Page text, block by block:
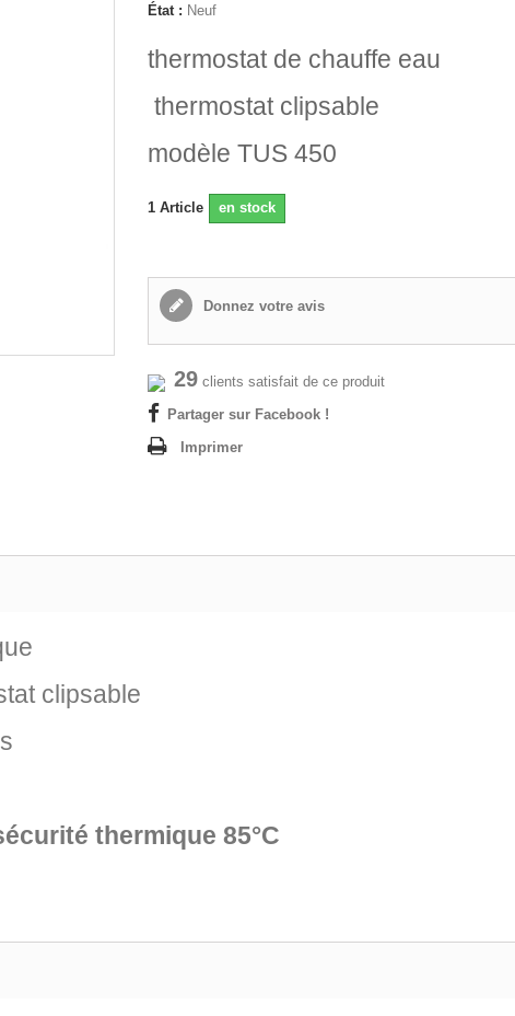
État : Neuf
thermostat de chauffe eau
thermostat clipsable
modèle TUS 450
1 Article en stock
Donnez votre avis
29 clients satisfait de ce produit
Partager sur Facebook !
Imprimer
clipsable
thermique 85°C